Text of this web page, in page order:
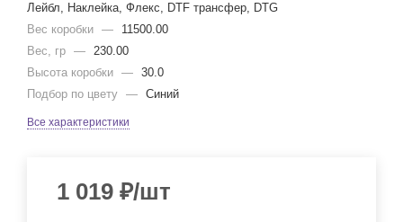
Лейбл, Наклейка, Флекс, DTF трансфер, DTG
Вес коробки —
11500.00
Вес, гр — 230.00
Высота коробки — 30.0
Подбор по цвету — Синий
Все характеристики
1 019 ₽/шт